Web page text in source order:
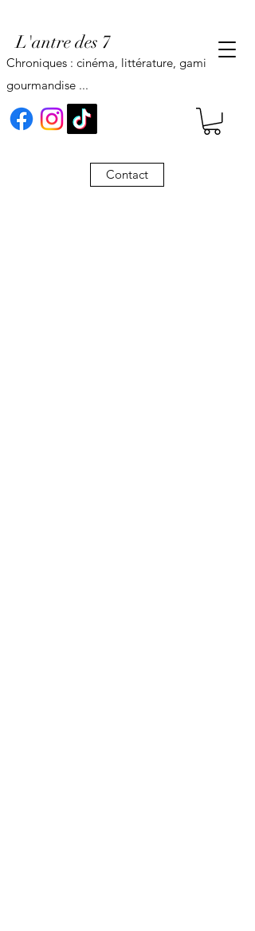
L'antre des 7
Contact
Chroniques : cinéma, littérature, gaming,
gourmandise ...